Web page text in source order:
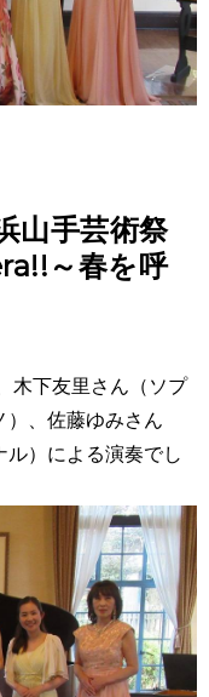
山手芸術祭
～春を呼
木下友里さん（ソプ
）、佐藤ゆみさん
ル）による演奏でし